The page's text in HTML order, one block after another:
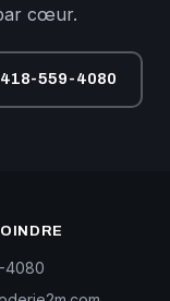
cœur.
559-4080
4080